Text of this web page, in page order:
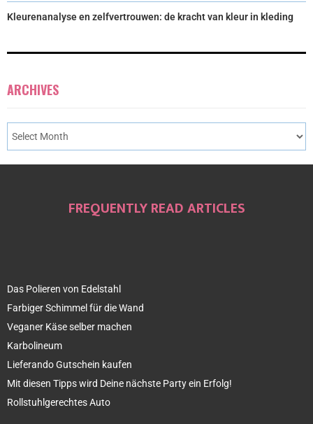
Kleurenanalyse en zelfvertrouwen: de kracht van kleur in kleding
ARCHIVES
FREQUENTLY READ ARTICLES
Das Polieren von Edelstahl
Farbiger Schimmel für die Wand
Veganer Käse selber machen
Karbolineum
Lieferando Gutschein kaufen
Mit diesen Tipps wird Deine nächste Party ein Erfolg!
Rollstuhlgerechtes Auto